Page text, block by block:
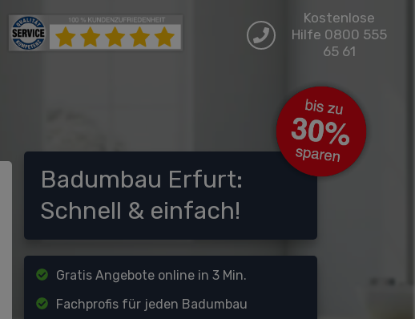
Kostenlose
Hilfe 0800 555
65 61
Badumbau Erfurt:
Schnell & einfach!
Gratis Angebote online in 3 Min.
Fachprofis für jeden Badumbau